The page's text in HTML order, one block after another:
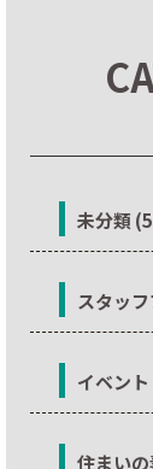
未分類
スタッ
イベン
住まい